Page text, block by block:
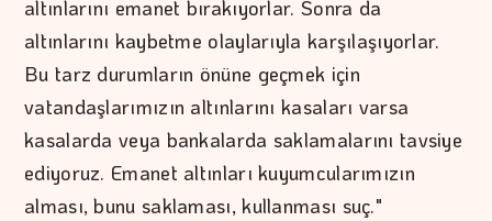
altınlarını emanet bırakıyorlar. Sonra da
altınlarını kaybetme olaylarıyla karşılaşıyorlar.
Bu tarz durumların önüne geçmek için
vatandaşlarımızın altınlarını kasaları varsa
kasalarda veya bankalarda saklamalarını tavsiye
ediyoruz. Emanet altınları kuyumcularımızın
alması, bunu saklaması, kullanması suç."